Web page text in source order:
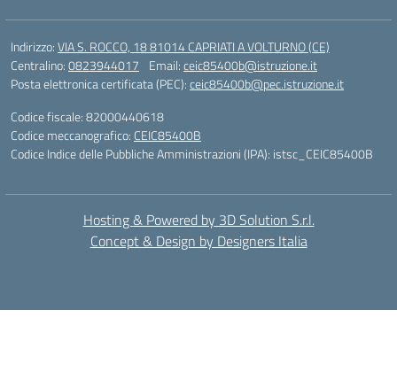
Indirizzo:VIA S. ROCCO, 18 81014 CAPRIATI A VOLTURNO (CE)
Centralino:0823944017 Email:ceic85400b@istruzione.it
Posta elettronica certificata (PEC):ceic85400b@pec.istruzione.it
Codice fiscale: 82000440618
Codice meccanografico: CEIC85400B
Codice Indice delle Pubbliche Amministrazioni (IPA): istsc_CEIC85400B
Hosting & Powered by 3D Solution S.r.l.
Concept & Design by Designers Italia